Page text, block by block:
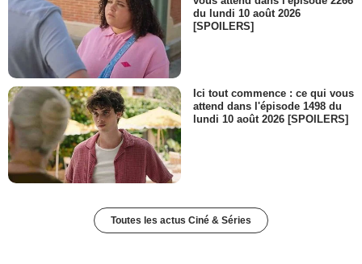
du lundi 10 août 2026
[SPOILERS]
Ici tout commence : ce qui vous
attend dans l'épisode 1498 du
lundi 10 août 2026 [SPOILERS]
Toutes les actus Ciné & Séries